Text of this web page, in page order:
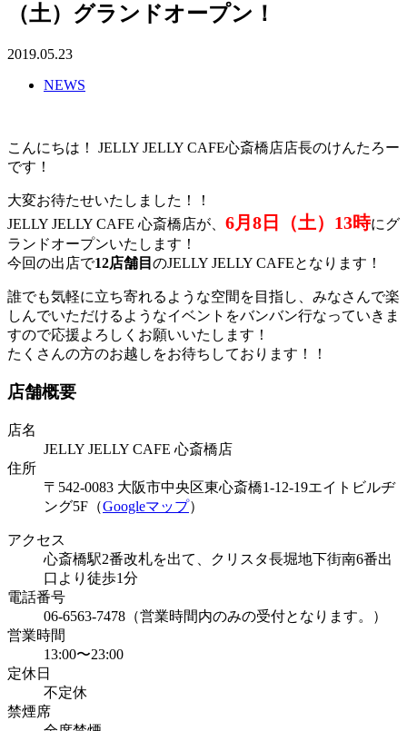
（土）グランドオープン！
2019.05.23
NEWS
こんにちは！ JELLY JELLY CAFE心斎橋店店長のけんたろー
です！
大変お待たせいたしました！！
JELLY JELLY CAFE 心斎橋店が、 6月8日（土）13時にグ
ランドオープンいたします！
今回の出店で12店舗目 のJELLY JELLY CAFEとなります！
誰でも気軽に立ち寄れるような空間を目指し、みなさんで楽
しんでいただけるようなイベントをバンバン行なっていきま
すので応援よろしくお願いいたします！
たくさんの方のお越しをお待ちしております！！
店舗概要
店名
JELLY JELLY CAFE 心斎橋店
住所
〒542-0083 大阪市中央区東心斎橋1-12-19エイトビルヂ
ング5F（Googleマップ）
アクセス
心斎橋駅2番改札を出て、クリスタ長堀地下街南6番出
口より徒歩1分
電話番号
06-6563-7478‬（営業時間内のみの受付となります。）
営業時間
13:00〜23:00
定休日
不定休
禁煙席